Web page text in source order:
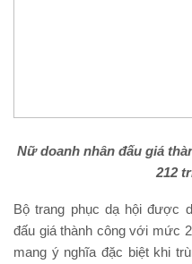
Nữ doanh nhân đấu giá
212
Bộ trang phục dạ hội được
đấu giá thành công với mức
mang ý nghĩa đặc biệt khi